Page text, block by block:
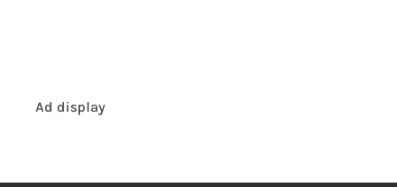
Ad display